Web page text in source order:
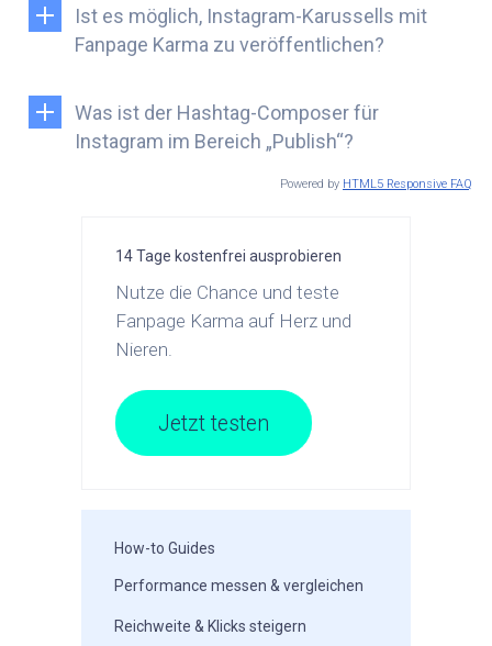
Ist es möglich, Instagram-Karussells mit
Fanpage Karma zu veröffentlichen?
Was ist der Hashtag-Composer für
Instagram im Bereich „Publish“?
Powered by HTML5 Responsive FAQ
14 Tage kostenfrei ausprobieren
Nutze die Chance und teste
Fanpage Karma auf Herz und
Nieren.
Jetzt testen
How-to Guides
Performance messen & vergleichen
Reichweite & Klicks steigern